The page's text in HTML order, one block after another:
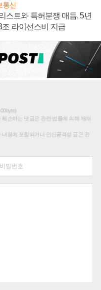
통신
스트와 특허분쟁 매듭, 5년
조 라이선스비 지급
손하는 댓글은 관련 법률에 의해 제재
용에 포함되거나 인신공격성 글은 관